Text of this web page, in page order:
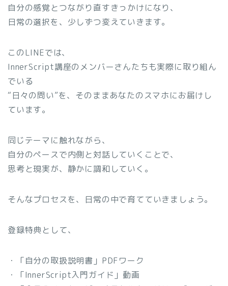
自分の感覚とつながり直すきっかけになり、
日常の選択を、少しずつ変えていきます。
このLINEでは、
InnerScript講座のメンバーさんたちも実際に取り組ん
でいる
“日々の問い”を、そのままあなたのスマホにお届けし
ています。
同じテーマに触れながら、
自分のペースで内側と対話していくことで、
思考と現実が、静かに調和していく。
そんなプロセスを、日常の中で育てていきましょう。
登録特典として、
・「自分の取扱説明書」PDFワーク
・「InnerScript入門ガイド」動画